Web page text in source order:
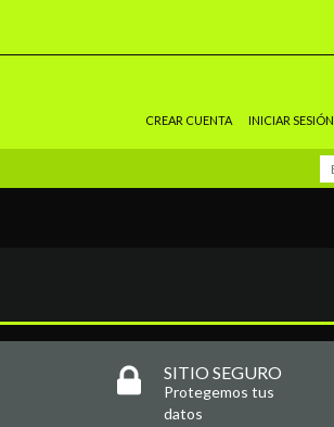
CREAR CUENTA INICIAR SESIÓN
SITIO SEGURO
Protegemos tus
datos